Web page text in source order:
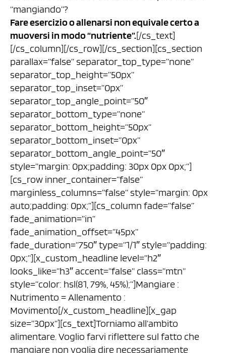
“mangiando”?
Fare esercizio o allenarsi non equivale certo a
muoversi in modo “nutriente”.[/cs_text]
[/cs_column][/cs_row][/cs_section][cs_section
parallax=”false” separator_top_type=”none”
separator_top_height=”50px”
separator_top_inset=”0px”
separator_top_angle_point=”50″
separator_bottom_type=”none”
separator_bottom_height=”50px”
separator_bottom_inset=”0px”
separator_bottom_angle_point=”50″
style=”margin: 0px;padding: 30px 0px 0px;”]
[cs_row inner_container=”false”
marginless_columns=”false” style=”margin: 0px
auto;padding: 0px;”][cs_column fade=”false”
fade_animation=”in”
fade_animation_offset=”45px”
fade_duration=”750″ type=”1/1″ style=”padding:
0px;”][x_custom_headline level=”h2″
looks_like=”h3″ accent=”false” class=”mtn”
style=”color: hsl(81, 79%, 45%);”]Mangiare :
Nutrimento = Allenamento :
Movimento[/x_custom_headline][x_gap
size=”30px”][cs_text]Torniamo all’ambito
alimentare. Voglio farvi riflettere sul fatto che
mangiare non voglia dire necessariamente